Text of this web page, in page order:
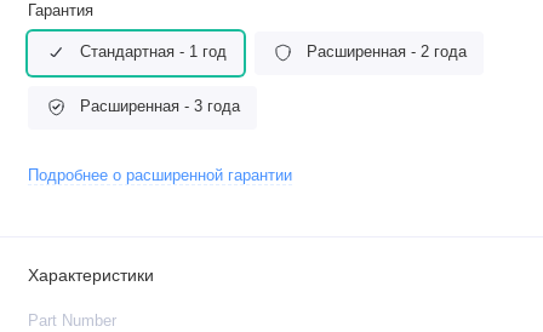
Гарантия
Стандартная - 1 год Расширенная - 2 года
Расширенная - 3 года
Подробнее о расширенной гарантии
Характеристики
Part Number